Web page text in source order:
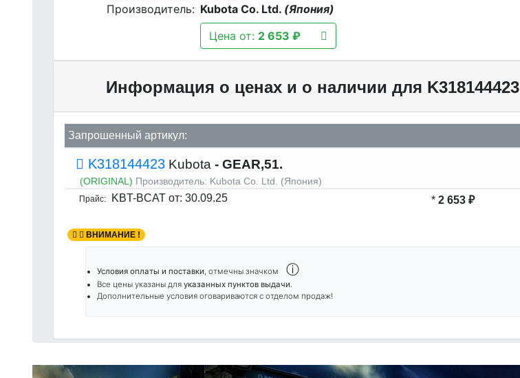
Производитель: Kubota Co. Ltd. (Япония)
Цена от: 2 653 ₽
Информация о ценах и о наличии для K318144423
Запрошенный артикул:
K318144423 Kubota - GEAR,51.
(ORIGINAL) Производитель: Kubota Co. Ltd. (Япония)
Прайс: KBT-BCAT от: 30.09.25 * 2 653 ₽
ВНИМАНИЕ !
Условия оплаты и поставки , отмечны значком ⓘ
Все цены указаны для указанных пунктов выдачи
Дополнительные условия оговариваются с отделом продаж!